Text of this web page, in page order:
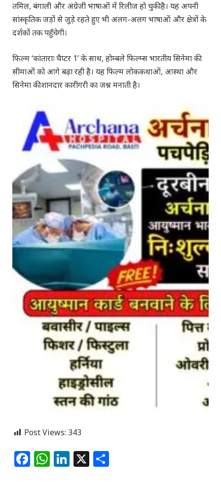
तमिल, बंगाली और अंग्रेजी भाषाओं में रिलीज हो चुकी है। यह अपनी
सांस्कृतिक जड़ों से जुड़े रहते हुए भी अलग-अलग भाषाओं और क्षेत्रों के
दर्शकों तक पहुँचेगी।
फिल्म ‘कांताराः चैप्टर 1’ के साथ, होम्बले फिल्म्स भारतीय सिनेमा की
सीमाओं को आगे बढ़ा रही है। यह फिल्म लोककथाओं, आस्था और
सिनेमा की शानदार कारीगरी का जश्न मनाती है।
Post Views: 343
Facebook
WhatsApp
LinkedIn
X